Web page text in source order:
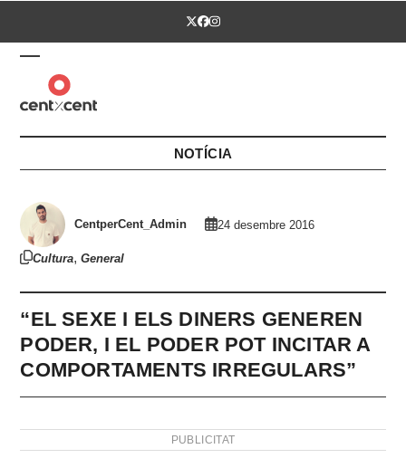
Twitter
Facebook
Instagram
Open
mobile
menu
Close
mobile
menu
NOTÍCIA
CentperCent_Admin 24 desembre 2016
Cultura,General
“EL SEXE I ELS DINERS GENEREN
PODER, I EL PODER POT INCITAR A
COMPORTAMENTS IRREGULARS”
PUBLICITAT